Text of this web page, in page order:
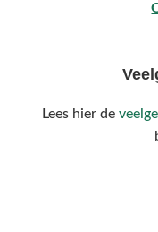
Lees hier de